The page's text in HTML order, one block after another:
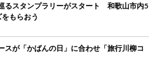
るスタンプラリーがスタート 和歌山市内5
もらおう
が「かばんの日」に合わせ「旅行川柳コ